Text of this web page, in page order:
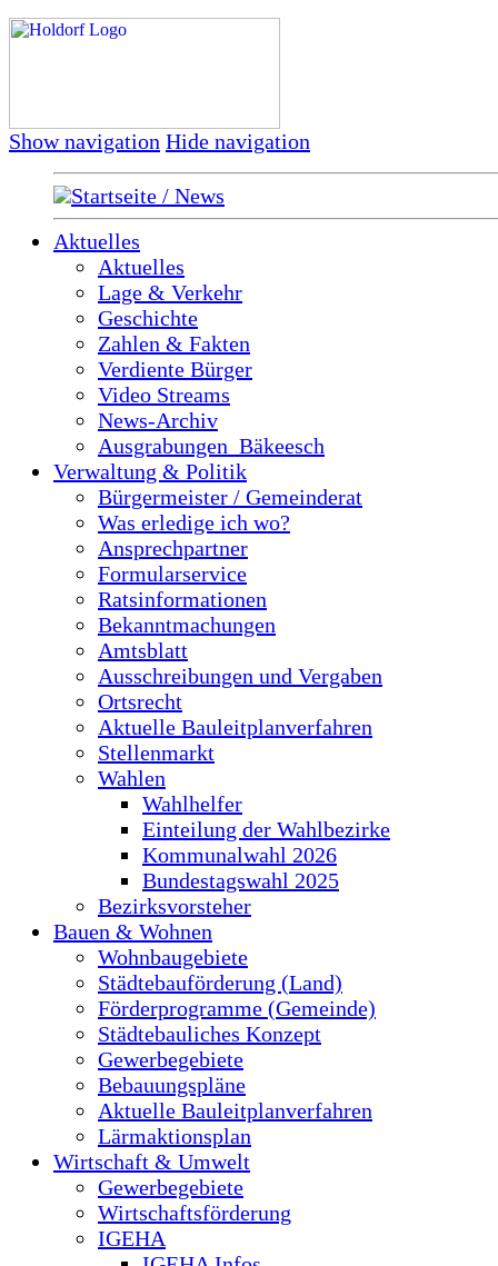
Show navigation Hide navigation
Startseite / News
Aktuelles
Aktuelles
Lage & Verkehr
Geschichte
Zahlen & Fakten
Verdiente Bürger
Video Streams
News-Archiv
Ausgrabungen_Bäkeesch
Verwaltung & Politik
Bürgermeister / Gemeinderat
Was erledige ich wo?
Ansprechpartner
Formularservice
Ratsinformationen
Bekanntmachungen
Amtsblatt
Ausschreibungen und Vergaben
Ortsrecht
Aktuelle Bauleitplanverfahren
Stellenmarkt
Wahlen
Wahlhelfer
Einteilung der Wahlbezirke
Kommunalwahl 2026
Bundestagswahl 2025
Bezirksvorsteher
Bauen & Wohnen
Wohnbaugebiete
Städtebauförderung (Land)
Förderprogramme (Gemeinde)
Städtebauliches Konzept
Gewerbegebiete
Bebauungspläne
Aktuelle Bauleitplanverfahren
Lärmaktionsplan
Wirtschaft & Umwelt
Gewerbegebiete
Wirtschaftsförderung
IGEHA